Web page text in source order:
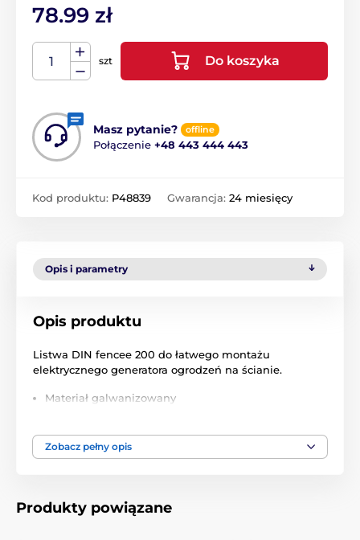
78.99 zł
szt Do koszyka
Masz pytanie? offline
Połączenie +48 443 444 443
Kod produktu: P48839 Gwarancja: 24 miesięcy
Opis i parametry
Opis produktu
Listwa DIN fencee 200 do łatwego montażu
elektrycznego generatora ogrodzeń na ścianie.
Materiał galwanizowany
Dla serii fencee power P, power DUO PD, power
DUO RF PDX, energy DUO ED, energy DUO RF EDX
Produkt znajduje się w kategoriach
Zobacz pełny opis
Produkty powiązane